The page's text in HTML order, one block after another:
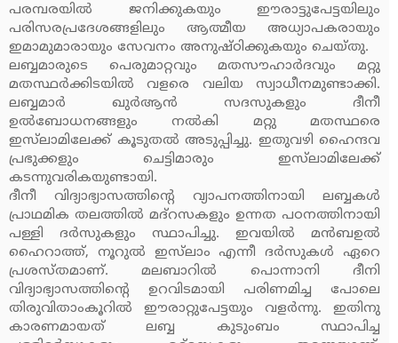
പരമ്പരയില്‍ ജനിക്കുകയും ഈരാട്ടുപേട്ടയിലും
പരിസരപ്രദേശങ്ങളിലും ആത്മീയ അധ്യാപകരായും
ഇമാമുമാരായും സേവനം അനുഷ്ഠിക്കുകയും ചെയ്തു.
ലബ്ബമാരുടെ പെരുമാറ്റവും മതസൗഹാര്‍ദവും മറ്റു
മതസ്ഥര്‍ക്കിടയില്‍ വളരെ വലിയ സ്വാധീനമുണ്ടാക്കി.
ലബ്ബമാര്‍ ഖുര്‍ആന്‍ സദസുകളും ദീനീ
ഉല്‍ബോധനങ്ങളും നല്‍കി മറ്റു മതസ്ഥരെ
ഇസ്‌ലാമിലേക്ക് കൂടുതല്‍ അടുപ്പിച്ചു. ഇതുവഴി ഹൈന്ദവ
പ്രഭുക്കളും ചെട്ടിമാരും ഇസ്‌ലാമിലേക്ക്
കടന്നുവരികയുണ്ടായി.
ദീനീ വിദ്യാഭ്യാസത്തിന്റെ വ്യാപനത്തിനായി ലബ്ബകള്‍
പ്രാഥമിക തലത്തില്‍ മദ്‌റസകളും ഉന്നത പഠനത്തിനായി
പള്ളി ദര്‍സുകളും സ്ഥാപിച്ചു. ഇവയില്‍ മന്‍ബഉല്‍
ഹൈറാത്ത്, നൂറുല്‍ ഇസ്‌ലാം എന്നീ ദര്‍സുകള്‍ ഏറെ
പ്രശസ്തമാണ്. മലബാറില്‍ പൊന്നാനി ദീനി
വിദ്യാഭ്യാസത്തിന്റെ ഉറവിടമായി പരിണമിച്ച പോലെ
തിരുവിതാംകൂറില്‍ ഈരാറ്റുപേട്ടയും വളര്‍ന്നു. ഇതിനു
കാരണമായത് ലബ്ബ കുടുംബം സ്ഥാപിച്ച